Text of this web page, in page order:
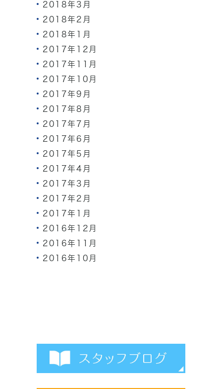
2018年3月
2018年2月
2018年1月
2017年12月
2017年11月
2017年10月
2017年9月
2017年8月
2017年7月
2017年6月
2017年5月
2017年4月
2017年3月
2017年2月
2017年1月
2016年12月
2016年11月
2016年10月